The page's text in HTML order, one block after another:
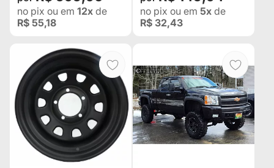
no pix ou em 12x de
R$ 55,18
no pix ou em 5x de
R$ 32,43